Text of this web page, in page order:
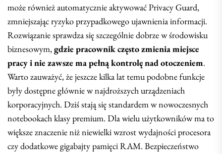
może również automatycznie aktywować Privacy Guard,
zmniejszając ryzyko przypadkowego ujawnienia informacji.
Rozwiązanie sprawdza się szczególnie dobrze w środowisku
biznesowym,gdzie pracownik często zmienia miejsce
pracy i nie zawsze ma pełną kontrolę nad otoczeniem.
Warto zauważyć, że jeszcze kilka lat temu podobne funkcje
były dostępne głównie w najdroższych urządzeniach
korporacyjnych. Dziś stają się standardem w nowoczesnych
notebookach klasy premium. Dla wielu użytkowników ma to
większe znaczenie niż niewielki wzrost wydajności procesora
czy dodatkowe gigabajty pamięci RAM. Bezpieczeństwo